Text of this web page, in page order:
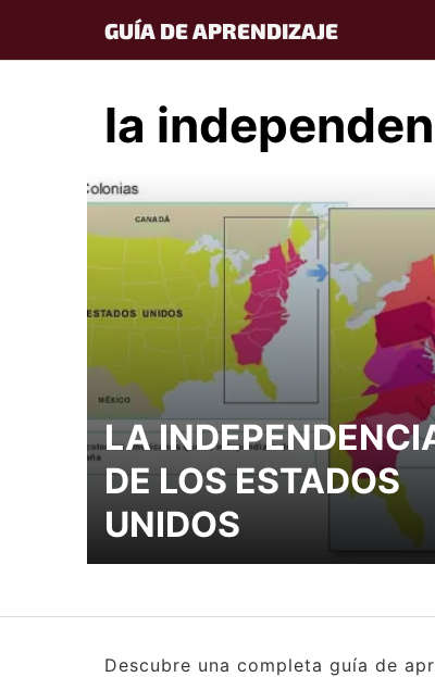
content
GUÍA DE APRENDIZAJE
la
LA
DE LOS ESTADOS
UNIDOS
Descubre una completa guía de